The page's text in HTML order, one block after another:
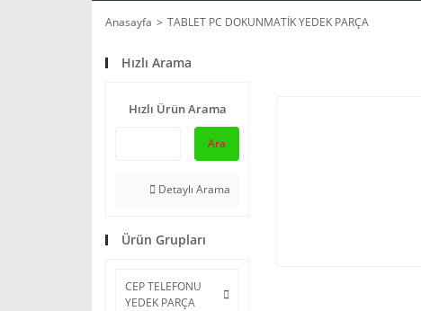
Anasayfa TABLET PC DOKUNMATİK YEDEK PARÇA
Hızlı Arama
Hızlı Ürün Arama
Ara
Detaylı Arama
Ürün Grupları
CEP TELEFONU
YEDEK PARÇA